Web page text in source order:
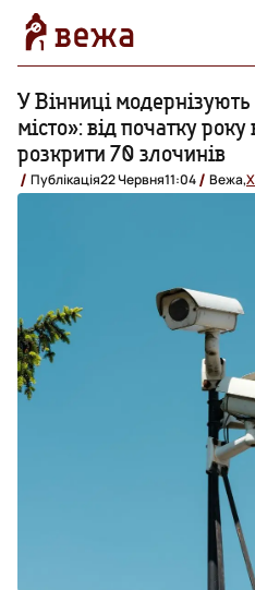
У Вінниці
місто»: від початку
розкрити 70 злочинів
Публікація22 Червня11:04 Вежа,